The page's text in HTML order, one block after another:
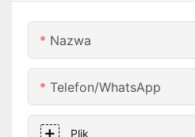
Nazwa
Telefon/WhatsApp
Plik